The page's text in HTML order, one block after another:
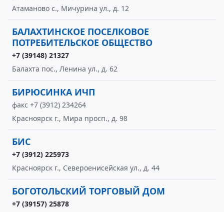
Атаманово с., Мичурина ул., д. 12
БАЛАХТИНСКОЕ ПОСЕЛКОВОЕ
ПОТРЕБИТЕЛЬСКОЕ ОБЩЕСТВО
+7 (39148) 21327
Балахта пос., Ленина ул., д. 62
БИРЮСИНКА ИЧП
факс +7 (3912) 234264
Красноярск г., Мира просп., д. 98
БИС
+7 (3912) 225973
Красноярск г., Североенисейская ул., д. 44
БОГОТОЛЬСКИЙ ТОРГОВЫЙ ДОМ
+7 (39157) 25878